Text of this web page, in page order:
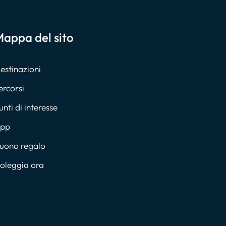
del sito
di interesse
regalo
ora